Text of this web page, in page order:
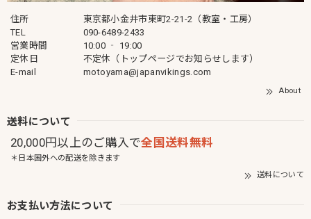
住所
東京都小金井市東町2-21-2（教室・工房）
TEL
090-6489-2433
営業時間
10:00 ‐ 19:00
定休日
不定休（トップページでお知らせします）
E-mail
motoyama@japanvikings.com
About
送料について
20,000円以上のご購入で全国送料無料
＊日本国外への配送を除きます
送料について
お支払い方法について